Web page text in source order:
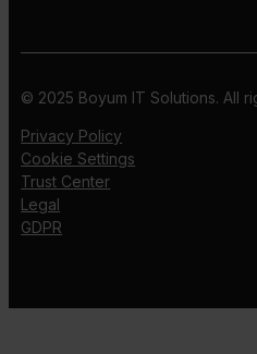
© 2025 Boyum IT Solutions. All
Privacy Policy
Cookie Settings
Trust Center
Legal
GDPR